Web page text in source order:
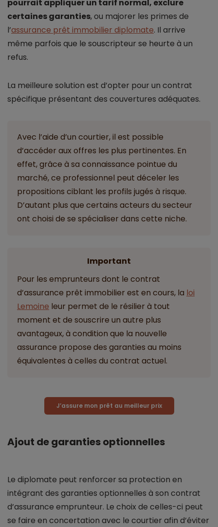
pourrait appliquer un tarif normal, exclure
certaines garanties, ou majorer les primes de
l’assurance prêt immobilier diplomate. Il arrive
même parfois que le souscripteur se heurte à un
refus.
La meilleure solution est d’opter pour un contrat
spécifique présentant des couvertures adéquates.
Avec l’aide d’un courtier, il est possible
d’accéder aux offres les plus pertinentes. En
effet, grâce à sa connaissance pointue du
marché, ce professionnel peut déceler les
propositions ciblant les profils jugés à risque.
D’autant plus que certains acteurs du secteur
ont choisi de se spécialiser dans cette niche.
Important
Pour les emprunteurs dont le contrat
d’assurance prêt immobilier est en cours, la loi
Lemoine leur permet de le résilier à tout
moment et de souscrire un autre plus
avantageux, à condition que la nouvelle
assurance propose des garanties au moins
équivalentes à celles du contrat actuel.
J’assure mon prêt au meilleur prix
Ajout de garanties optionnelles
Le diplomate peut renforcer sa protection en
intégrant des garanties optionnelles à son contrat
d’assurance emprunteur. Le choix de celles-ci peut
se faire en concertation avec le courtier afin d’éviter